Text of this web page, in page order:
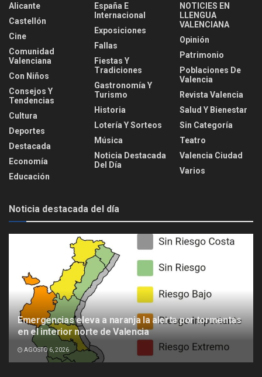
Alicante
Castellón
Cine
Comunidad
Valenciana
Con Niños
Consejos Y
Tendencias
Cultura
Deportes
Destacada
Economía
Educación
España E
Internacional
Exposiciones
Fallas
Fiestas Y
Tradiciones
Gastronomía Y
Turismo
Historia
Lotería Y Sorteos
Música
Noticia Destacada
Del Día
NOTICIES EN
LLENGUA
VALENCIANA
Opinión
Patrimonio
Poblaciones De
Valencia
Revista Valencia
Salud Y Bienestar
Sin Categoría
Teatro
Valencia Ciudad
Varios
Noticia destacada del día
Emergencias eleva a naranja la alerta por tormentas
en el interior norte de Valencia
AGOSTO 6, 2026